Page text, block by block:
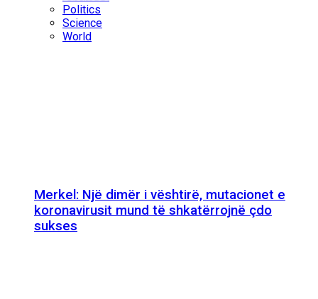
Politics
Science
World
Merkel: Një dimër i vështirë, mutacionet e
koronavirusit mund të shkatërrojnë çdo
sukses